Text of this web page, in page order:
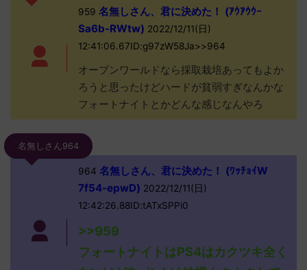
959 名無しさん、君に決めた！ (ｱｳｱｳｳｰ
Sa6b-RWtw) 2022/12/11(日)
12:41:06.67ID:g97zW58Ja>>964
オープンワールドなら採取栽培あってもよか
ろうと思ったけどハードが貧弱すぎなんかな
フォートナイトとかどんな感じなんやろ
名無しさん964
964 名無しさん、君に決めた！ (ﾜｯﾁｮｲW
7f54-epwD) 2022/12/11(日)
12:42:26.88ID:tATxSPPi0
>>959
フォートナイトはPS4はカクツキ全く